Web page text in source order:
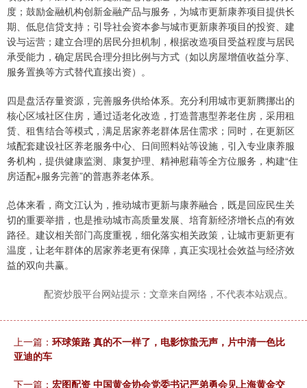
度；鼓励金融机构创新金融产品与服务，为城市更新康养项目提供长
期、低息信贷支持；引导社会资本参与城市更新康养项目的投资、建
设与运营；建立合理的居民分担机制，根据改造项目受益程度与居民
承受能力，确定居民合理分担比例与方式（如以房屋增值收益分享、
服务置换等方式替代直接出资）。
四是盘活存量资源，完善服务供给体系。充分利用城市更新腾挪出的
核心区域社区住房，通过适老化改造，打造普惠型养老住房，采用租
赁、租售结合等模式，满足居家养老群体居住需求；同时，在更新区
域配套建设社区养老服务中心、日间照料站等设施，引入专业康养服
务机构，提供健康监测、康复护理、精神慰藉等全方位服务，构建“住
房适配+服务完善”的普惠养老体系。
总体来看，商文江认为，推动城市更新与康养融合，既是回应民生关
切的重要举措，也是推动城市高质量发展、培育新经济增长点的有效
路径。建议相关部门高度重视，细化落实相关政策，让城市更新更有
温度，让老年群体的居家养老更有保障，真正实现社会效益与经济效
益的双向共赢。
配资炒股平台网站提示：文章来自网络，不代表本站观点。
上一篇： 环球策路 真的不一样了，电影惊蛰无声，片中清一色比
亚迪的车
下一篇： 宏图配资 中国黄金协会党委书记严弟勇会见上海黄金交